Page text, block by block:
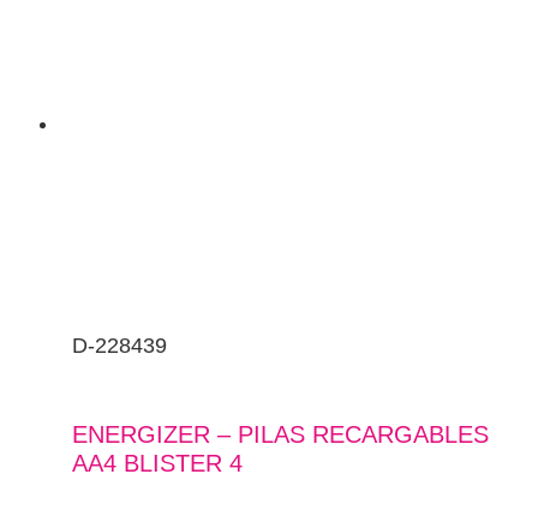
D-228439
ENERGIZER – PILAS RECARGABLES
AA4 BLISTER 4